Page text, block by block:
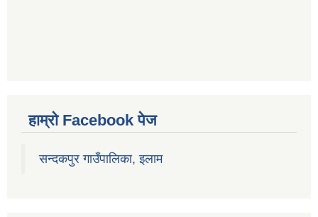
हाम्रो Facebook पेज
सन्दकपुर गाउँपालिका, इलाम